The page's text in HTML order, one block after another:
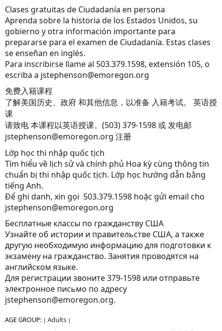
Clases gratuitas de Ciudadanía en persona
Aprenda sobre la historia de los Estados Unidos, su
gobierno y otra información importante para
prepararse para el examen de Ciudadanía. Estas clases
se enseñan en inglés.
Para inscribirse llame al 503.379.1598, extensión 105, o
escriba a jstephenson@emoregon.org
免费入籍课程
了解美国历史、政府 和其他信息，以准备 入籍考试。 英语授
课
请致电 本课程以英语授课。(503) 379-1598 或 发电邮
jstephenson@emoregon.org 注册
Lớp học thi nhập quốc tịch
Tìm hiểu về lịch sử và chính phủ Hoa kỳ cùng thông tin
chuẩn bị thi nhập quốc tịch. Lớp học hướng dẫn bằng
tiếng Anh.
Để ghi danh, xin gọi 503.379.1598 hoặc gửi email cho
jstephenson@emoregon.org
Бесплатные классы по гражданству США
Узнайте об истории и правительстве США, а также
другую необходимую информацию для подготовки к
экзамену на гражданство. Занятия проводятся на
английском языке.
Для регистрации звоните 379-1598 или отправьте
электронное письмо по адресу
jstephenson@emoregon.org.
AGE GROUP: | Adults |